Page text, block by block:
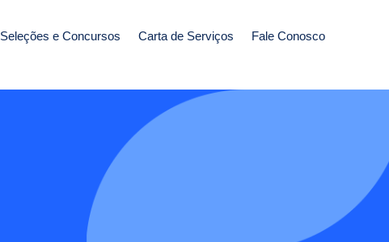
Seleções e Concursos Carta de Serviços Fale Conosco